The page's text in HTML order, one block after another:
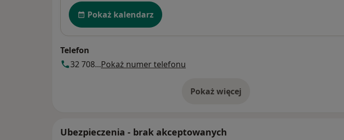
Dostępność
Pokaż kalendarz
Telefon
32 708...Pokaż numer telefonu
Pokaż więcej
o adresie
Ubezpieczenia - brak akceptowanych